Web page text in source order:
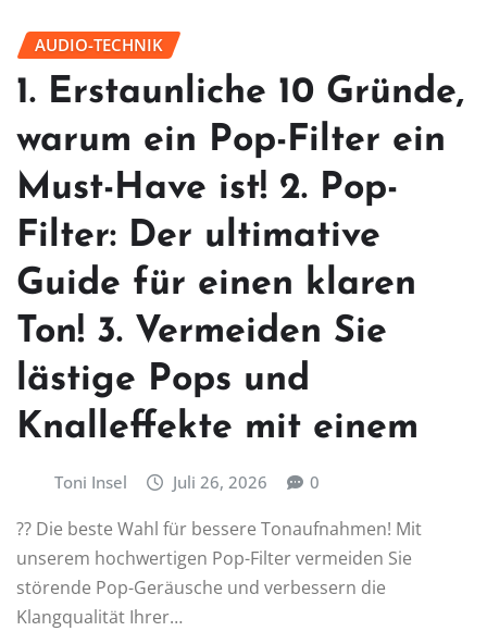
AUDIO-TECHNIK
1. Erstaunliche 10 Gründe,
warum ein Pop-Filter ein
Must-Have ist! 2. Pop-
Filter: Der ultimative
Guide für einen klaren
Ton! 3. Vermeiden Sie
lästige Pops und
Knalleffekte mit einem
Toni Insel Juli 26, 2026 0
?? Die beste Wahl für bessere Tonaufnahmen! Mit
unserem hochwertigen Pop-Filter vermeiden Sie
störende Pop-Geräusche und verbessern die
Klangqualität Ihrer…